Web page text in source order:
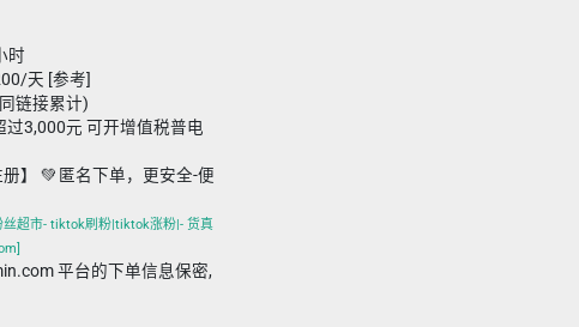
时
天 [参考]
链接累计)
过3,000元 可开增值税普电
】 💚 匿名下单，更安全-便
丝超市- tiktok刷粉|tiktok涨粉|- 货真
平台的下单信息保密,